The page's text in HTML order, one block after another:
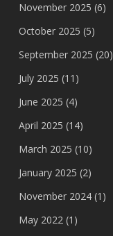
November 2025 (6)
October 2025 (5)
September 2025 (20)
July 2025 (11)
June 2025 (4)
April 2025 (14)
March 2025 (10)
January 2025 (2)
November 2024(1)
May 2022(1)